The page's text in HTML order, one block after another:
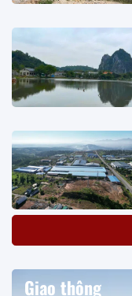
Giao thông